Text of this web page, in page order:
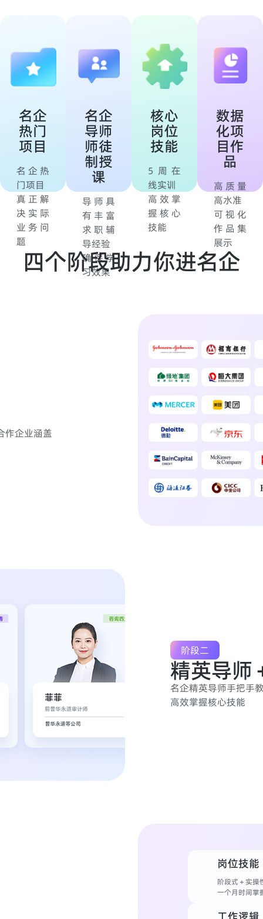
名企
热门
项目
名企热
门项目
真正解
决实际
业务问
题
名企
导师
师徒
制授
课
导师具
有丰富
求职辅
导经验
确保学
习效果
核心
岗位
技能
5周在
线实训
高效掌
握核心
技能
数据
化项
目作
品
高质量
高水准
可视化
作品集
展示
四个阶段助力你进名企
作企业涵盖
阶段二
精英导师
名企精英导师手把手
高效掌握核心技能
岗位技能
阶段式＋实操
一个月时间掌